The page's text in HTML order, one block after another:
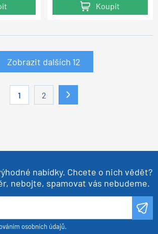
Koupit
1 2
Zobrazit dalších 12
nabídky. Chcete o nich vědět?
nebojte, spamovat vás nebudeme.
osobních údajů.